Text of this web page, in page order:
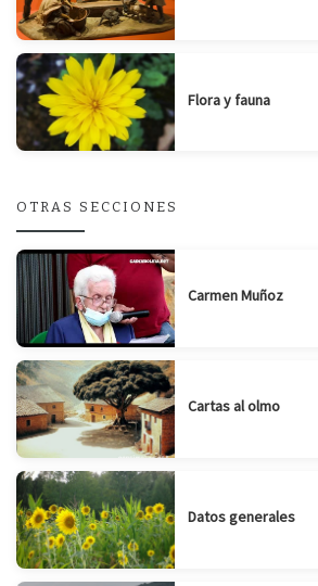
Flora y fauna
OTRAS SECCIONES
Carmen Muñoz
Cartas al olmo
Datos generales